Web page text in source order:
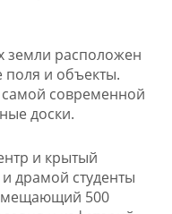
земли расположен
и объекты.
современной
доски.
и крытый
драмой студенты
500